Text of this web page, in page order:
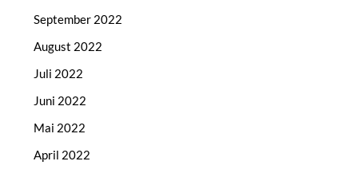
September 2022
August 2022
Juli 2022
Juni 2022
Mai 2022
April 2022